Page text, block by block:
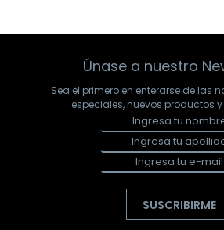
Únase a nuestro
Sea el primero en enterarse de las
especiales, nuevos productos
SUSCRIBIRME